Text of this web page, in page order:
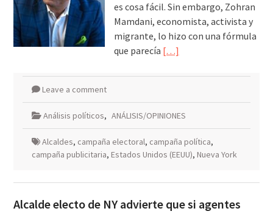
es cosa fácil. Sin embargo, Zohran
Mamdani, economista, activista y
migrante, lo hizo con una fórmula
que parecía […]
Leave a comment
Análisis políticos, ANÁLISIS/OPINIONES
Alcaldes, campaña electoral, campaña política,
campaña publicitaria, Estados Unidos (EEUU), Nueva York
Alcalde electo de NY advierte que si agentes